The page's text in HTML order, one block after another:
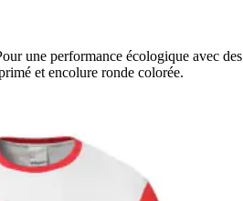
une performance écologique avec des
et encolure ronde colorée.